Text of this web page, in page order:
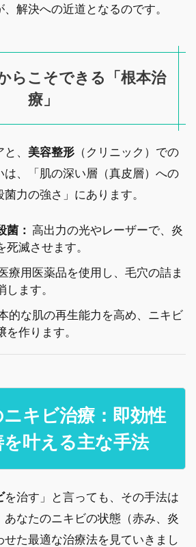
解決への近道となるのです。
らこそできる「根本治
療」
、 美容整形 （クリニック）での
、「肌の深い層（真皮層）への
力の強さ」にあります。
菌： 高出力の光やレーザーで、炎
滅させます。
療用医薬品を使用し、毛穴の詰ま
ます。
的な肌の再生能力を高め、ニキビ
作ります。
キビ治療：即効性
を叶える主な手法
を治す」と言っても、その手法は
あなたのニキビの状態（赤み、炎
た最適な治療法を見ていきまし